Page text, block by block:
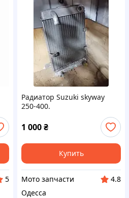
5
Радиатор Suzuki skyway
250-400.
1 000₴
Купить
Мото запчасти
4.8
Одесса